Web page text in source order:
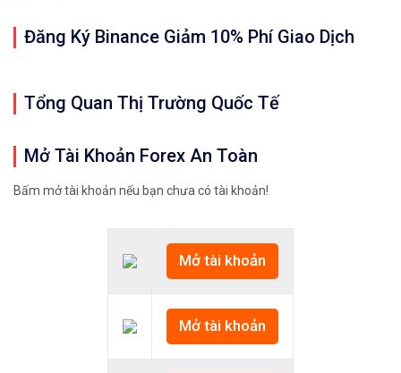
Đăng Ký Binance Giảm 10% Phí Giao Dịch
Tổng Quan Thị Trường Quốc Tế
Mở Tài Khoản Forex An Toàn
Bấm mở tài khoản nếu bạn chưa có tài khoản!
Mở tài khoản
Mở tài khoản